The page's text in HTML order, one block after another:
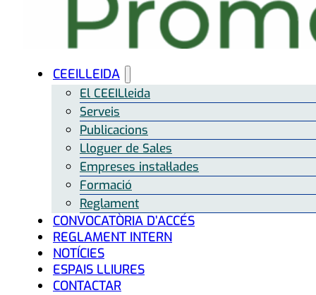
CEEILLEIDA
El CEEILleida
Serveis
Publicacions
Lloguer de Sales
Empreses instal·lades
Formació
Reglament
CONVOCATÒRIA D’ACCÉS
REGLAMENT INTERN
NOTÍCIES
ESPAIS LLIURES
CONTACTAR